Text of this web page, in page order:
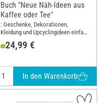
Buch "Neue Näh-Ideen aus
Kaffee oder Tee"
: Geschenke, Dekorationen,
Kleidung und Upcyclingideen einfach
selbst genäht. Mit
Schnittmusterbogen; Breite: 21.5
24,99 €
In den Warenkorb